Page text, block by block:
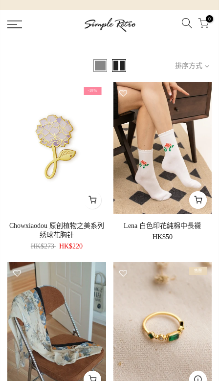
0
排序方式
-19%
Chowxiaodou 原创植物之美系列
绣球花胸针
HK$273 HK$220
Lena 白色印花純棉中長襪
HK$50
售罄